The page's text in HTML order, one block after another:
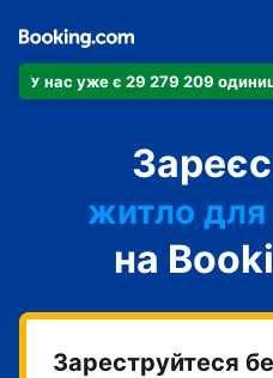
У нас уже є 29 279 209
житло для
готель
на
Зареструйтеся